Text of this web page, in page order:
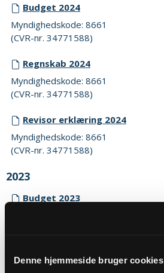
Denne hjemmeside bruger cookies
Budget 2024
Myndighedskode: 8661
(CVR-nr. 34771588)
Regnskab 2024
Myndighedskode: 8661
(CVR-nr. 34771588)
Revisor erklæring 2024
Myndighedskode: 8661
(CVR-nr. 34771588)
2023
Budget 2023